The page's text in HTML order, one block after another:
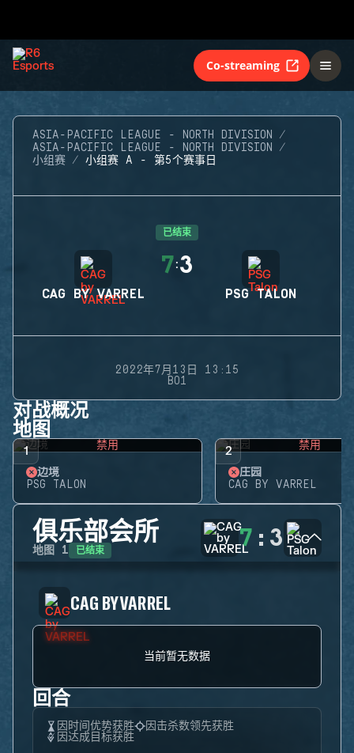
Co-streaming
ASIA-PACIFIC LEAGUE - NORTH DIVISION
ASIA-PACIFIC LEAGUE - NORTH DIVISION
小组赛
小组赛 A - 第5个赛事日
已结束
CAG BY VARREL
7:3
PSG TALON
2022年7月13日 13:15
BO1
对战概况
地图
1 禁用
边境
PSG TALON
2 禁用
庄园
CAG BY VARREL
俱乐部会所
地图 1 已结束 7 : 3
CAG BY VARREL
当前暂无数据
回合
因时间优势获胜
因击杀数领先获胜
因达成目标获胜